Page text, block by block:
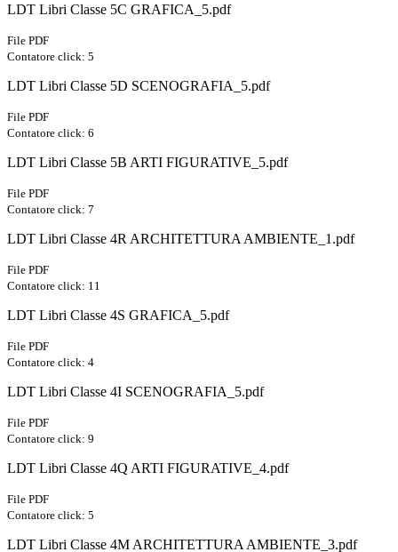
LDT Libri Classe 5C GRAFICA_5.pdf
File PDF
Contatore click: 5
LDT Libri Classe 5D SCENOGRAFIA_5.pdf
File PDF
Contatore click: 6
LDT Libri Classe 5B ARTI FIGURATIVE_5.pdf
File PDF
Contatore click: 7
LDT Libri Classe 4R ARCHITETTURA AMBIENTE_1.pdf
File PDF
Contatore click: 11
LDT Libri Classe 4S GRAFICA_5.pdf
File PDF
Contatore click: 4
LDT Libri Classe 4I SCENOGRAFIA_5.pdf
File PDF
Contatore click: 9
LDT Libri Classe 4Q ARTI FIGURATIVE_4.pdf
File PDF
Contatore click: 5
LDT Libri Classe 4M ARCHITETTURA AMBIENTE_3.pdf